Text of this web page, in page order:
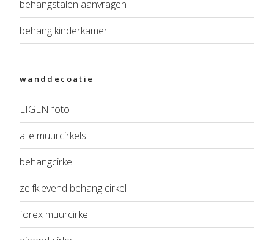
behangstalen aanvragen
behang kinderkamer
wanddecoatie
EIGEN foto
alle muurcirkels
behangcirkel
zelfklevend behang cirkel
forex muurcirkel